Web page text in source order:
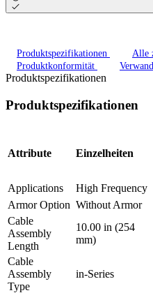
Produktspezifikationen
Alle
Produktkonformität
Produktspezifikationen
Produktspezifikationen
Attribute Einzelheiten
Applications
High Frequency
Armor Option Without Armor
Cable
Assembly
Length
10.00 in (254
mm)
Cable
Assembly
Type
in-Series